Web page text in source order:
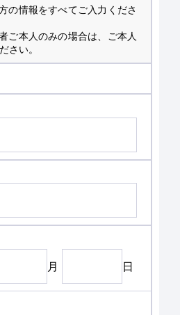
の情報をすべてご入力くださ
ご本人のみの場合は、ご本人
さい。
月 日